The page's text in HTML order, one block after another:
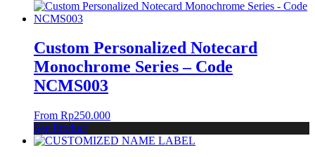
Custom Personalized Notecard
Monochrome Series – Code
NCMS003
From Rp250.000
See Product